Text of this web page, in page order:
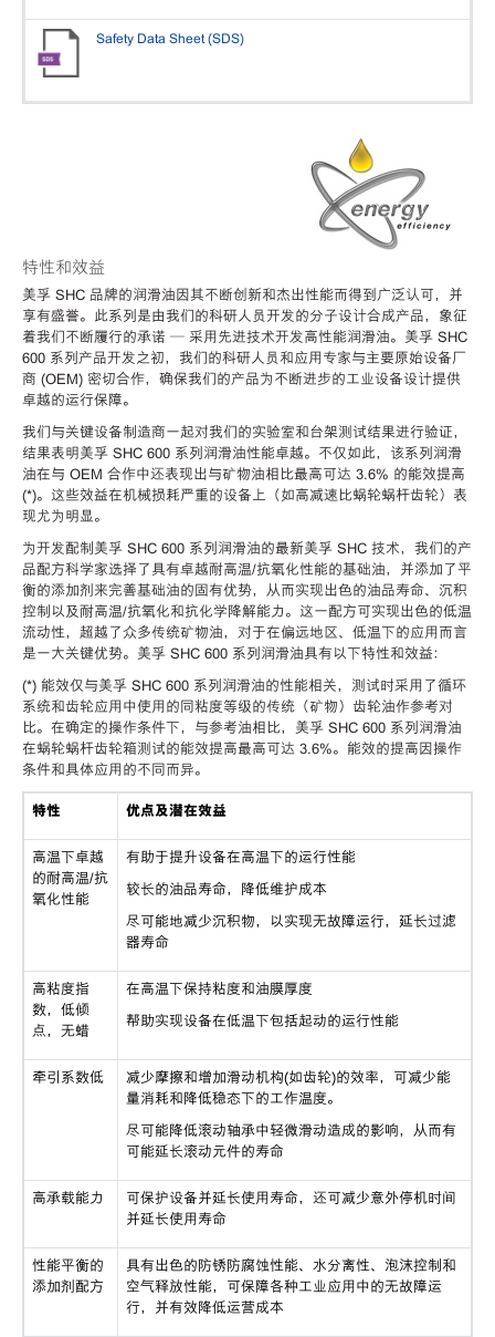
Safety Data Sheet (SDS)
特性和效益
美孚 SHC 品牌的润滑油因其不断创新和杰出性能而得到广泛认可，并
享有盛誉。此系列是由我们的科研人员开发的分子设计合成产品，象征
着我们不断履行的承诺 — 采用先进技术开发高性能润滑油。美孚 SHC
600 系列产品开发之初，我们的科研人员和应用专家与主要原始设备厂
商 (OEM) 密切合作，确保我们的产品为不断进步的工业设备设计提供
卓越的运行保障。
我们与关键设备制造商一起对我们的实验室和台架测试结果进行验证，
结果表明美孚 SHC 600 系列润滑油性能卓越。不仅如此，该系列润滑
油在与 OEM 合作中还表现出与矿物油相比最高可达 3.6% 的能效提高
(*)。这些效益在机械损耗严重的设备上（如高减速比蜗轮蜗杆齿轮）表
现尤为明显。
为开发配制美孚 SHC 600 系列润滑油的最新美孚 SHC 技术，我们的产
品配方科学家选择了具有卓越耐高温/抗氧化性能的基础油，并添加了平
衡的添加剂来完善基础油的固有优势，从而实现出色的油品寿命、沉积
控制以及耐高温/抗氧化和抗化学降解能力。这一配方可实现出色的低温
流动性，超越了众多传统矿物油，对于在偏远地区、低温下的应用而言
是一大关键优势。美孚 SHC 600 系列润滑油具有以下特性和效益：
(*) 能效仅与美孚 SHC 600 系列润滑油的性能相关，测试时采用了循环
系统和齿轮应用中使用的同粘度等级的传统（矿物）齿轮油作参考对
比。在确定的操作条件下，与参考油相比，美孚 SHC 600 系列润滑油
在蜗轮蜗杆齿轮箱测试的能效提高最高可达 3.6%。能效的提高因操作
条件和具体应用的不同而异。
特性 优点及潜在效益
高温下卓越
的耐高温/抗
氧化性能
有助于提升设备在高温下的运行性能
较长的油品寿命，降低维护成本
尽可能地减少沉积物，以实现无故障运行，延长过滤
器寿命
高粘度指
数，低倾
点，无蜡
在高温下保持粘度和油膜厚度
帮助实现设备在低温下包括起动的运行性能
牵引系数低
减少摩擦和增加滑动机构(如齿轮)的效率，可减少能
量消耗和降低稳态下的工作温度。
尽可能降低滚动轴承中轻微滑动造成的影响，从而有
可能延长滚动元件的寿命
高承载能力
可保护设备并延长使用寿命，还可减少意外停机时间
并延长使用寿命
性能平衡的
添加剂配方
具有出色的防锈防腐蚀性能、水分离性、泡沫控制和
空气释放性能，可保障各种工业应用中的无故障运
行，并有效降低运营成本